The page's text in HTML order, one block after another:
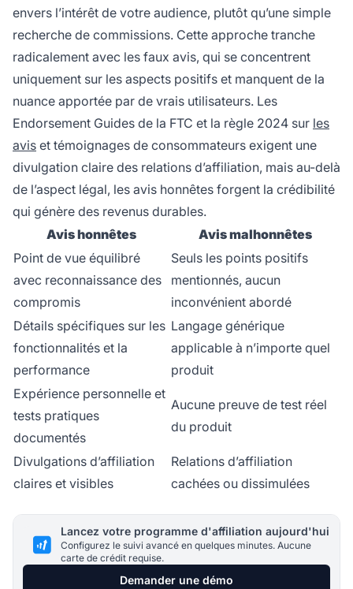
envers l’intérêt de votre audience, plutôt qu’une simple
recherche de commissions. Cette approche tranche
radicalement avec les faux avis, qui se concentrent
uniquement sur les aspects positifs et manquent de la
nuance apportée par de vrais utilisateurs. Les
Endorsement Guides de la FTC et la règle 2024 sur les
avis et témoignages de consommateurs exigent une
divulgation claire des relations d’affiliation, mais au-delà
de l’aspect légal, les avis honnêtes forgent la crédibilité
qui génère des revenus durables.
Avis honnêtes
Avis malhonnêtes
Point de vue équilibré
avec reconnaissance des
compromis
Seuls les points positifs
mentionnés, aucun
inconvénient abordé
Détails spécifiques sur les
fonctionnalités et la
performance
Langage générique
applicable à n’importe quel
produit
Expérience personnelle et
tests pratiques
documentés
Aucune preuve de test réel
du produit
Divulgations d’affiliation
claires et visibles
Relations d’affiliation
cachées ou dissimulées
Lancez votre programme d'affiliation aujourd'hui
Configurez le suivi avancé en quelques minutes. Aucune
carte de crédit requise.
Demander une démo